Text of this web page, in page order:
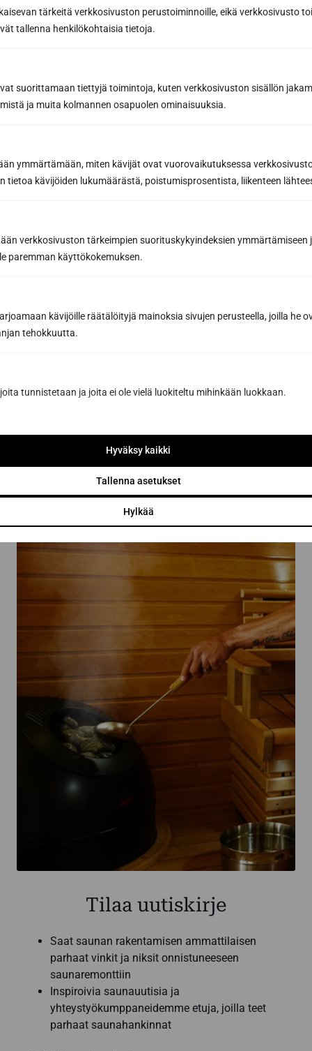
tärkeitä verkkosivuston perustoiminnoille, eikä verkkosivusto
tallenna henkilökohtaisia tietoja.
suorittamaan tiettyjä toimintoja, kuten verkkosivuston sisällön
ja muita kolmannen osapuolen ominaisuuksia.
ymmärtämään, miten kävijät ovat vuorovaikutuksessa
tietoa kävijöiden lukumäärästä, poistumisprosentista, liikenteen
verkkosivuston tärkeimpien suorituskykyindeksien ymmärtämiseen
paremman käyttökokemuksen.
kävijöille räätälöityjä mainoksia sivujen perusteella, joilla he
tehokkuutta.
tunnistetaan ja joita ei ole vielä luokiteltu mihinkään luokkaan.
Hylkää
Tallenna asetukset
Hyväksy kaikki
Puhelin
Sähköposti *
Viesti tai lisätiedot...
Lähettämällä viestin hyväksyt henkilötietojesi käsittelyn
Tilaa uutiskirje
Saat saunan rakentamisen ammattilaisen
parhaat vinkit ja niksit onnistuneeseen
saunaremonttiin
Inspiroivia saunauutisia ja
yhteystyökumppaneidemme etuja, joilla teet
parhaat saunahankinnat